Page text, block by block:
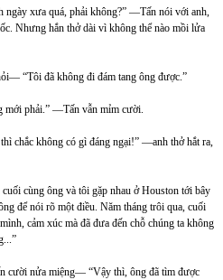
ngày xưa quá, phải không?” —Tấn nói với anh,
Nhưng hắn thở dài vì không thể nào mồi lửa
“Tôi đã không đi đám tang ông được.”
mới phải.” —Tấn vẫn mỉm cười.
chắc không có gì đáng ngại!” —anh thở hắt ra,
cùng ông và tôi gặp nhau ở Houston tới bây
để nói rõ một điều. Năm tháng trôi qua, cuối
cảm xúc mà đã đưa đến chỗ chúng ta không
cười nửa miệng— “Vậy thì, ông đã tìm được